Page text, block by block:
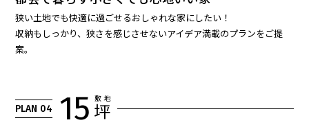
狭い土地でも快適に過ごせるおしゃれな家にしたい！
収納もしっかり、狭さを感じさせないアイデア満載のプランをご提
案。
PLAN 04 15 敷 地
坪